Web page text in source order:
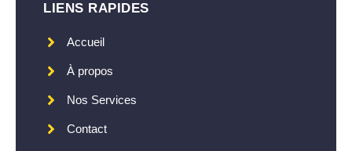
LIENS RAPIDES
Accueil
À propos
Nos Services
Contact